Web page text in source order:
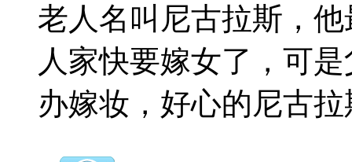
老人名叫尼古拉斯，
人家快要嫁女了，可
办嫁妆，好心的尼古拉